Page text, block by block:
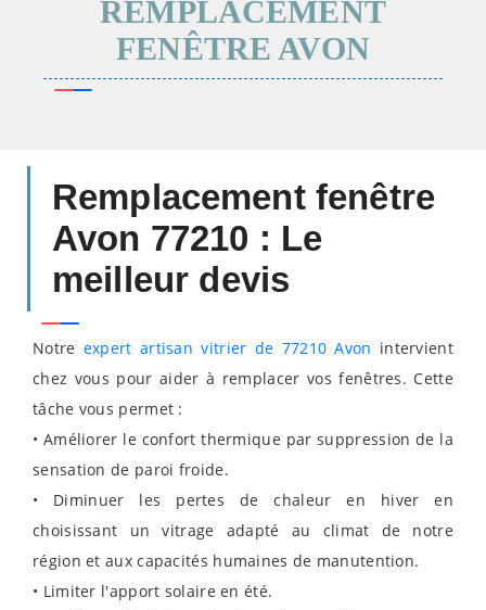
REMPLACEMENT
FENÊTRE AVON
Remplacement fenêtre
Avon 77210 : Le
meilleur devis
Notre expert artisan vitrier de 77210 Avon intervient
chez vous pour aider à remplacer vos fenêtres. Cette
tâche vous permet :
• Améliorer le confort thermique par suppression de la
sensation de paroi froide.
• Diminuer les pertes de chaleur en hiver en
choisissant un vitrage adapté au climat de notre
région et aux capacités humaines de manutention.
• Limiter l'apport solaire en été.